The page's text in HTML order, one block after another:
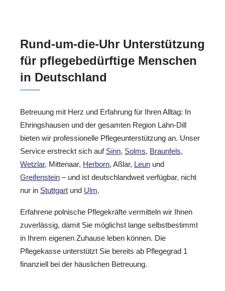
Rund-um-die-Uhr Unterstützung
für pflegebedürftige Menschen
in Deutschland
Betreuung mit Herz und Erfahrung für Ihren Alltag: In
Ehringshausen und der gesamten Region Lahn-Dill
bieten wir professionelle Pflegeunterstützung an. Unser
Service erstreckt sich auf Sinn, Solms, Braunfels,
Wetzlar, Mittenaar, Herborn, Aßlar, Leun und
Greifenstein – und ist deutschlandweit verfügbar, nicht
nur in Stuttgart und Ulm.
Erfahrene polnische Pflegekräfte vermitteln wir Ihnen
zuverlässig, damit Sie möglichst lange selbstbestimmt
in Ihrem eigenen Zuhause leben können. Die
Pflegekasse unterstützt Sie bereits ab Pflegegrad 1
finanziell bei der häuslichen Betreuung.